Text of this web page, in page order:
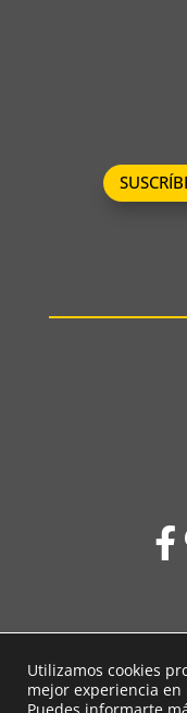
Laubeleal ©
Utilizamos cookies
mejor experiencia en